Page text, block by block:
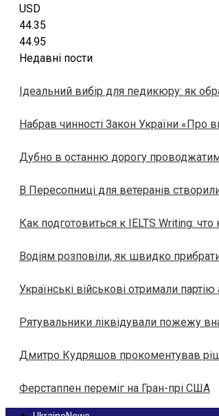
USD
44.35
44.95
Недавні пости
Ідеальний вибір для педикюру: як
Набрав чинності Закон України «Про
Дубно в останню дорогу
В Пересопниці для ветеранів
Как подготовиться к IELTS Writing:
Водіям розповіли, як швидко
Українські військові отримали
Рятувальники ліквідували пожежу
Дмитро Кудряшов прокоментував
Ферстаппен переміг на Гран-прі США